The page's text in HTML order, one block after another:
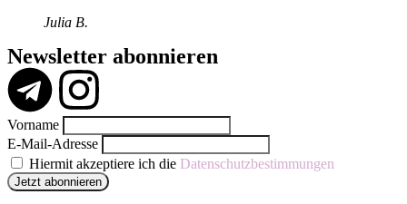
Julia B.
Newsletter abonnieren
Vorname
E-Mail-Adresse
Hiermit akzeptiere ich die Datenschutzbestimmungen